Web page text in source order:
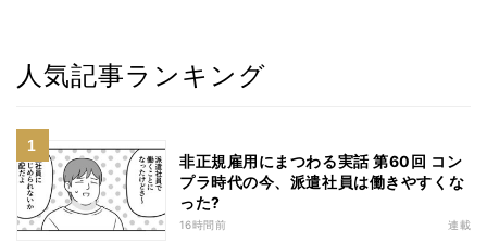
人気記事ランキング
非正規雇用にまつわる実話 第60回 コン
プラ時代の今、派遣社員は働きやすくな
った?
16時間前 連載